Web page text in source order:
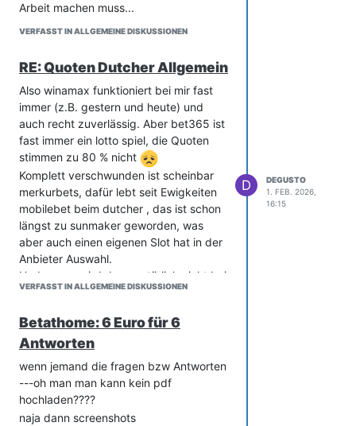
Arbeit machen muss...
VERFASST IN ALLGEMEINE DISKUSSIONEN
RE: Quoten Dutcher Allgemein
Also winamax funktioniert bei mir fast
immer (z.B. gestern und heute) und
auch recht zuverlässig. Aber bet365 ist
fast immer ein lotto spiel, die Quoten
stimmen zu 80 % nicht
Komplett verschwunden ist scheinbar
merkurbets, dafür lebt seit Ewigkeiten
mobilebet beim dutcher , das ist schon
längst zu sunmaker geworden, was
aber auch einen eigenen Slot hat in der
Anbieter Auswahl.
Und sowas wird dann natürlich nicht bei
euch im für nutzer Rückmeldungen
Meine Unzufriedenheit steigt mal
wieder....wann kann ich da mit Abhilfe
rechnen?
VERFASST IN ALLGEMEINE DISKUSSIONEN
D
DEGUSTO
1. FEB. 2026,
16:15
Betathome: 6 Euro für 6
Antworten
wenn jemand die fragen bzw Antworten
---oh man man kann kein pdf
hochladen????
naja dann screenshots